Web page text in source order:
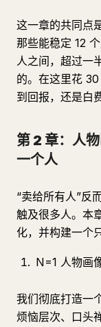
这一章的共同点
那些能稳定 12
人之间，超过一
的。在这里花
到回报，还是白
第 2 章：人
一个人
“卖给所有人”反
触及很多人。本
化，并构建一个
N=1 人物画
我们彻底打造一
烦恼层次、口头